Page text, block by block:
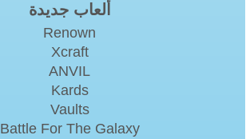
ألعاب جديدة
Renown
Xcraft
ANVIL
Kards
Vaults
Battle For The Galaxy